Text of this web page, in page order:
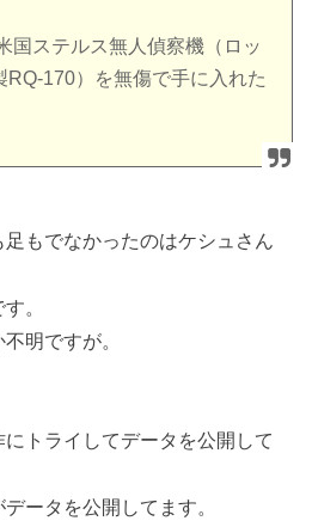
国ステルス無人偵察機（ロッ
RQ-170）を無傷で手に入れた
もでなかったのはケシュさん
。
明ですが。
トライしてデータを公開して
ータを公開してます。